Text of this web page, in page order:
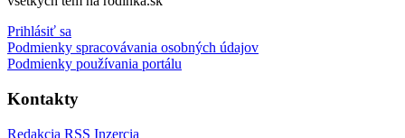
Prihlásiť sa
Podmienky spracovávania osobných údajov
Podmienky používania portálu
Kontakty
Redakcia RSS Inzercia